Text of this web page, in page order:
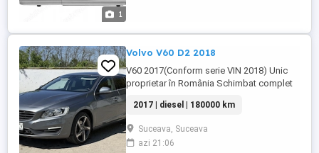
1
Volvo V60 D2 2018
V60 2017(Conform serie VIN 2018) Unic
proprietar în România Schimbat complet
amortizoare fața + flanșe 2 seturi de roți
iarna vara ambele noi -Bord digital -
Parbriz incalzi - City safety - Incalzire
scaune
2017 | diesel | 180000 km
Suceava, Suceava
azi 21:06